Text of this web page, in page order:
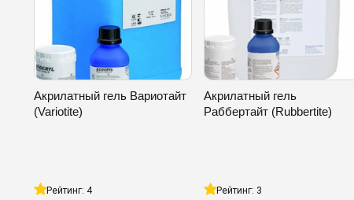
Акрилатный гель Вариотайт
(Variotite)
Рейтинг: 4
Акрилатный гель
Раббертайт (Rubbertite)
Рейтинг: 3